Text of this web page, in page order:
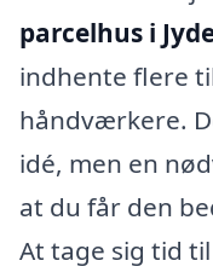
parcelhus i
indhente flere
håndværkere.
idé, men en
at du får den
At tage sig tid